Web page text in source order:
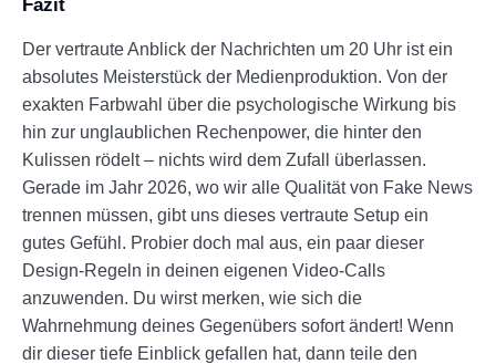
Fazit
Der vertraute Anblick der Nachrichten um 20 Uhr ist ein
absolutes Meisterstück der Medienproduktion. Von der
exakten Farbwahl über die psychologische Wirkung bis
hin zur unglaublichen Rechenpower, die hinter den
Kulissen rödelt – nichts wird dem Zufall überlassen.
Gerade im Jahr 2026, wo wir alle Qualität von Fake News
trennen müssen, gibt uns dieses vertraute Setup ein
gutes Gefühl. Probier doch mal aus, ein paar dieser
Design-Regeln in deinen eigenen Video-Calls
anzuwenden. Du wirst merken, wie sich die
Wahrnehmung deines Gegenübers sofort ändert! Wenn
dir dieser tiefe Einblick gefallen hat, dann teile den